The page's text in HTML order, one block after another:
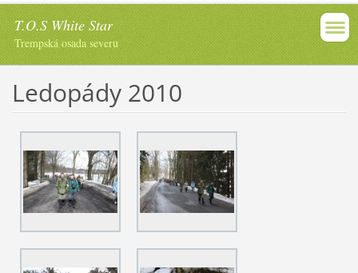
T.O.S White Star
Trempská osada severu
Ledopády 2010